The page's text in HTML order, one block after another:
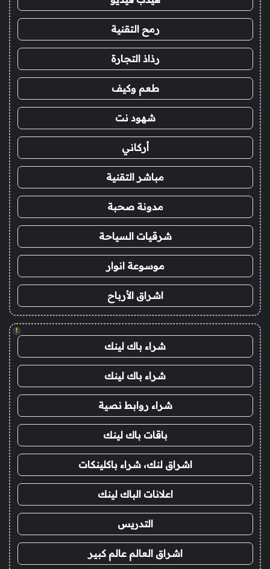
رمح التقنية
رذاذ التجارة
طعم وكيف
شهود نت
أركاني
مباشر التقنية
مدونة صحبة
شرقيات السياحة
موسوعة انوار
اشراق الأرباح
!
شراء باك لينك
شراء باك لينك
شراء روابط نصية
باقات باك لينك
اشراق لنك، شراء باكلينكات
اعلانات الباك لينك
التدريس
اشراق العالم عالم كبير